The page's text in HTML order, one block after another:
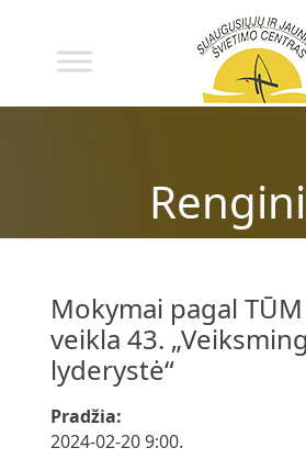
Mokymai pagal
veikla 43.
lyderystė“
Pradžia:
2024-02-20 9:00.